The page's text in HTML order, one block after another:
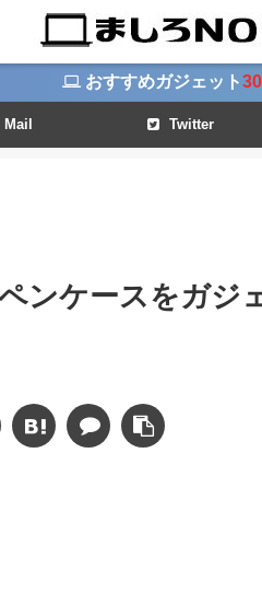
おすすめガジェット
Mail Twitter
ンケースをガジ